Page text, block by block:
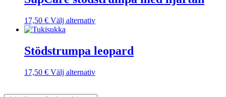
flera
kan
väljas
17,50 € Välj alternativDen
har
flera
De
alternativen
Stödstrumpa leopard
17,50 € Välj alternativDen